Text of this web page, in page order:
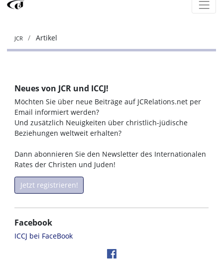
JCR Artikel
Neues von JCR und ICCJ!
Möchten Sie über neue Beiträge auf JCRelations.net per
Email informiert werden?
Und zusätzlich Neuigkeiten über christlich-jüdische
Beziehungen weltweit erhalten?
Dann abonnieren Sie den Newsletter des Internationalen
Rates der Christen und Juden!
Jetzt registrieren!
Facebook
ICCJ bei FaceBook